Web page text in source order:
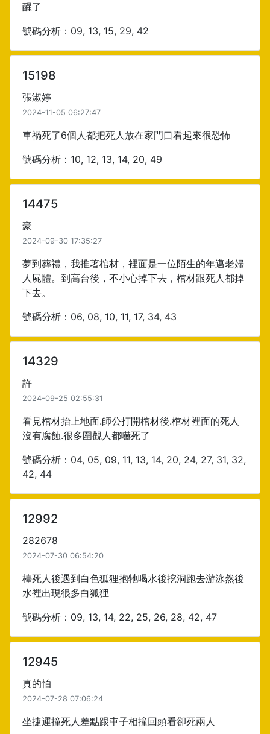
醒了
號碼分析：09, 13, 15, 29, 42
15198
張淑婷
2024-11-05 06:27:47
車禍死了6個人都把死人放在家門口看起來很恐怖
號碼分析：10, 12, 13, 14, 20, 49
14475
豪
2024-09-30 17:35:27
夢到葬禮，我推著棺材，裡面是一位陌生的年邁老婦
人屍體。到高台後，不小心掉下去，棺材跟死人都掉
下去。
號碼分析：06, 08, 10, 11, 17, 34, 43
14329
許
2024-09-25 02:55:31
看見棺材抬上地面.師公打開棺材後.棺材裡面的死人
沒有腐蝕.很多圍觀人都嚇死了
號碼分析：04, 05, 09, 11, 13, 14, 20, 24, 27, 31, 32,
42, 44
12992
282678
2024-07-30 06:54:20
檯死人後遇到白色狐狸抱牠喝水後挖洞跑去游泳然後
水裡出現很多白狐狸
號碼分析：09, 13, 14, 22, 25, 26, 28, 42, 47
12945
真的怕
2024-07-28 07:06:24
坐捷運撞死人差點跟車子相撞回頭看卻死兩人